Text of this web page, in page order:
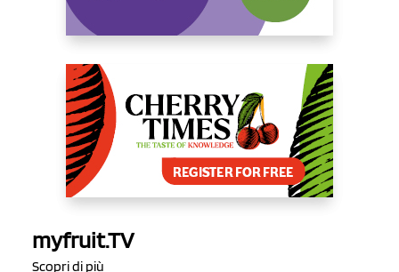
myfruit.TV
Scopri di più